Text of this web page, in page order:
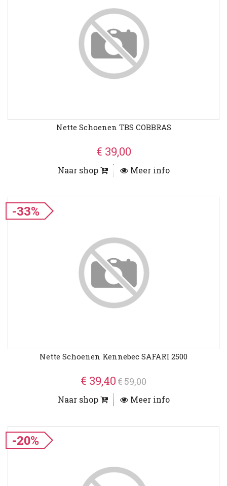
Nette Schoenen TBS COBBRAS
€ 39,00
Naar shop Meer info
-33%
Nette Schoenen Kennebec SAFARI 2500
€ 39,40€ 59,00
Naar shop Meer info
-20%